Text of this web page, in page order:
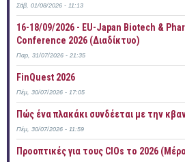
Σάβ, 01/08/2026 - 11:13
16-18/09/2026 - EU-Japan Biotech &
Conference 2026 (Διαδίκτυο)
Παρ, 31/07/2026 - 21:35
FinQuest 2026
Πέμ, 30/07/2026 - 17:05
Πώς ένα πλακάκι συνδέεται με την
Πέμ, 30/07/2026 - 11:59
Προοπτικές για τους CIOs το 2026